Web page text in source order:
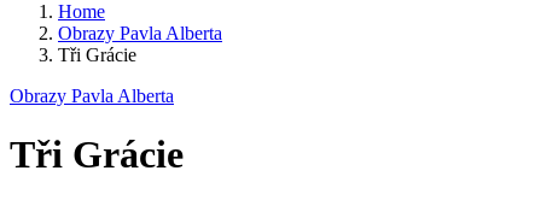
Home
Obrazy Pavla Alberta
Tři Grácie
Obrazy Pavla Alberta
Tři Grácie